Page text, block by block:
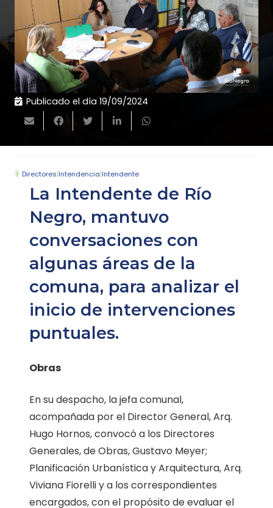
Publicado el día 19/09/2024
Directores|Intendencia|Intendente
La Intendente de Río
Negro, mantuvo
conversaciones con
algunas áreas de la
comuna, para analizar el
inicio de intervenciones
puntuales.
Obras
En su despacho, la jefa comunal,
acompañada por el Director General, Arq.
Hugo Hornos, convocó a los Directores
Generales, de Obras, Gustavo Meyer;
Planificación Urbanística y Arquitectura, Arq.
Viviana Fiorelli y a los correspondientes
encargados, con el propósito de evaluar el